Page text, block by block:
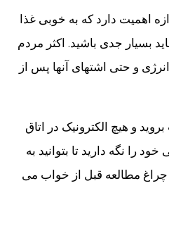
اهمیت دارد که به خوبی غذا
بسیار جدی باشید. اکثر مردم
و حتی اشتهای آنها پس از
و هیچ الکترونیک در اتاق
را نگه دارید تا بتوانید به
مطالعه قبل از خواب می